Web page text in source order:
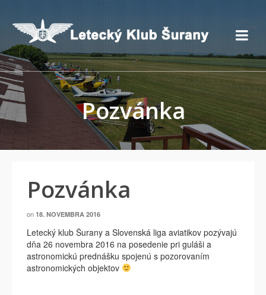
Pozvánka
Pozvánka
on 18. NOVEMBRA 2016
Letecký klub Šurany a Slovenská liga aviatikov pozývajú
dňa 26 novembra 2016 na posedenie pri guláši a
astronomickú prednášku spojenú s pozorovaním
astronomických objektov